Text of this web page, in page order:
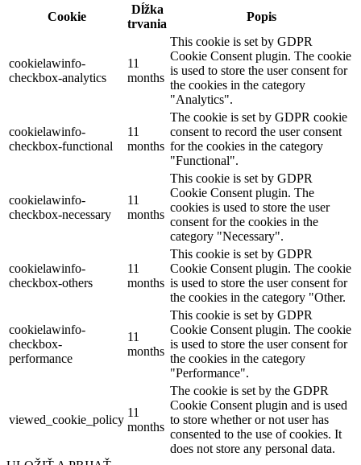
Cookie
Dĺžka
trvania
Popis
cookielawinfo-
checkbox-analytics
11
months
This cookie is set by GDPR
Cookie Consent plugin. The cookie
is used to store the user consent for
the cookies in the category
"Analytics".
cookielawinfo-
checkbox-functional
11
months
The cookie is set by GDPR cookie
consent to record the user consent
for the cookies in the category
"Functional".
cookielawinfo-
checkbox-necessary
11
months
This cookie is set by GDPR
Cookie Consent plugin. The
cookies is used to store the user
consent for the cookies in the
category "Necessary".
cookielawinfo-
checkbox-others
11
months
This cookie is set by GDPR
Cookie Consent plugin. The cookie
is used to store the user consent for
the cookies in the category "Other.
cookielawinfo-
checkbox-
performance
11
months
This cookie is set by GDPR
Cookie Consent plugin. The cookie
is used to store the user consent for
the cookies in the category
"Performance".
viewed_cookie_policy
11
months
The cookie is set by the GDPR
Cookie Consent plugin and is used
to store whether or not user has
consented to the use of cookies. It
does not store any personal data.